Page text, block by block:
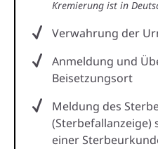
Kremierung ist in
Verwahrung der
Anmeldung und
Beisetzungsort
Meldung des
(Sterbefallanzeige)
einer